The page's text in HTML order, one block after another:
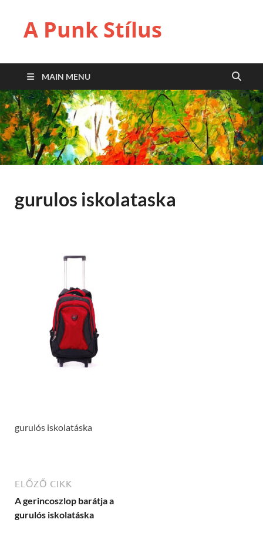
A Punk Stílus
MAIN MENU
gurulos iskolataska
gurulós iskolatáska
ELŐZŐ CIKK
A gerincoszlop barátja a
gurulós iskolatáska